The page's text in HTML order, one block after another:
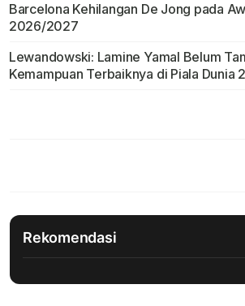
Barcelona Kehilangan De Jong pada
2026/2027
Lewandowski: Lamine Yamal Belum
Kemampuan Terbaiknya di Piala Dunia
Rekomendasi